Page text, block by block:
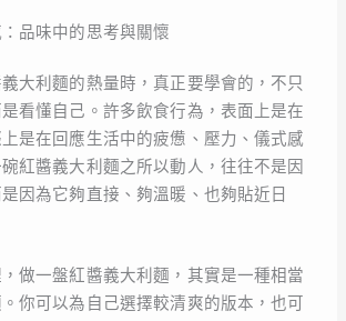
品味中的思考與關懷
大利麵的熱量時，真正要學會的，不只
看懂自己。許多飲食行為，表面上是在
是在回應生活中的疲憊、壓力、儀式感
紅醬義大利麵之所以動人，往往不是因
因為它夠直接、夠溫暖、也夠貼近日
做一盤紅醬義大利麵，其實是一種相當
你可以為自己選擇較清爽的版本，也可